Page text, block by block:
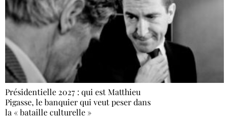
Présidentielle 2027 : qui est Matthieu
Pigasse, le banquier qui veut peser dans
la « bataille culturelle »